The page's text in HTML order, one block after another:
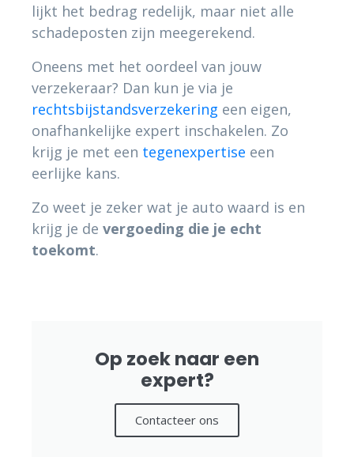
lijkt het bedrag redelijk, maar niet alle
schadeposten zijn meegerekend.
Oneens met het oordeel van jouw
verzekeraar? Dan kun je via je
rechtsbijstandsverzekering een eigen,
onafhankelijke expert inschakelen. Zo
krijg je met een tegenexpertise een
eerlijke kans.
Zo weet je zeker wat je auto waard is en
krijg je de vergoeding die je echt
toekomt.
Op zoek naar een
expert?
Contacteer ons